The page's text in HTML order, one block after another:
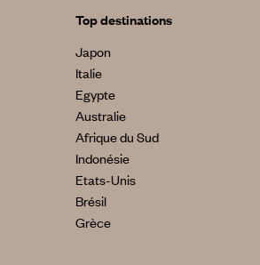
Top destinations
Japon
Italie
Egypte
Australie
Afrique du Sud
Indonésie
Etats-Unis
Brésil
Grèce